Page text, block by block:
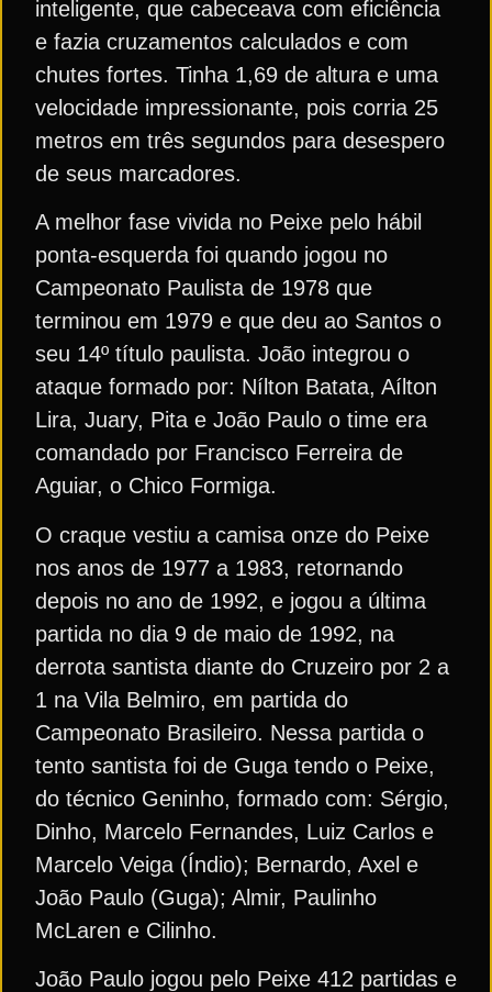
inteligente, que cabeceava com eficiência
e fazia cruzamentos calculados e com
chutes fortes. Tinha 1,69 de altura e uma
velocidade impressionante, pois corria 25
metros em três segundos para desespero
de seus marcadores.
A melhor fase vivida no Peixe pelo hábil
ponta-esquerda foi quando jogou no
Campeonato Paulista de 1978 que
terminou em 1979 e que deu ao Santos o
seu 14º título paulista. João integrou o
ataque formado por: Nílton Batata, Aílton
Lira, Juary, Pita e João Paulo o time era
comandado por Francisco Ferreira de
Aguiar, o Chico Formiga.
O craque vestiu a camisa onze do Peixe
nos anos de 1977 a 1983, retornando
depois no ano de 1992, e jogou a última
partida no dia 9 de maio de 1992, na
derrota santista diante do Cruzeiro por 2 a
1 na Vila Belmiro, em partida do
Campeonato Brasileiro. Nessa partida o
tento santista foi de Guga tendo o Peixe,
do técnico Geninho, formado com: Sérgio,
Dinho, Marcelo Fernandes, Luiz Carlos e
Marcelo Veiga (Índio); Bernardo, Axel e
João Paulo (Guga); Almir, Paulinho
McLaren e Cilinho.
João Paulo jogou pelo Peixe 412 partidas e